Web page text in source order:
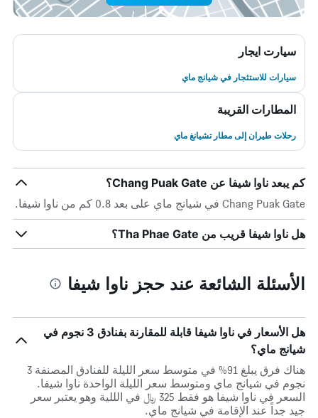
سيارت ايجار
سيارات للاستئجار في شيانج ماي
المطارات القريبة
رحلات طيران إلى مطار تشيانغ ماي
كم يبعد ناوا شيفا عن Chang Puak Gate؟
Chang Puak Gate في شيانج ماي على بعد 0.8 كم من ناوا شيفا.
هل ناوا شيفا قريب من Tha Phae Gate؟
الأسئلة الشائعة عند حجز ناوا شيفا
هل الأسعار في ناوا شيفا قابلة للمقارنة بفنادق 3 نجوم في
شيانج ماي؟
هناك فرق يبلغ 91% في متوسط ​​سعر الليلة للفنادق المصنفة 3
نجوم في شيانج ماي ومتوسط ​​سعر الليلة الواحدة ناوا شيفا.
السعر في ناوا شيفا هو فقط 325 ﷼ في الللية وهو يعتبر سعر
جيد جداً عند الإقامة في شيانج ماي.